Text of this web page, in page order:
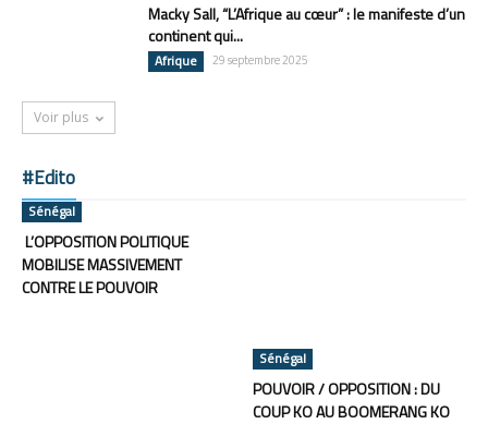
Macky Sall, “L’Afrique au cœur” : le manifeste d’un
continent qui...
Afrique 29 septembre 2025
Voir plus
#Edito
Sénégal
L’OPPOSITION POLITIQUE
MOBILISE MASSIVEMENT
CONTRE LE POUVOIR
Sénégal
POUVOIR / OPPOSITION : DU
COUP KO AU BOOMERANG KO